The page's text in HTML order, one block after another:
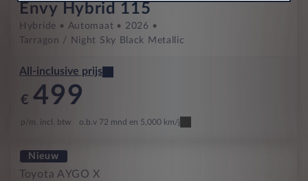
Envy Hybrid 115
Hybride Automaat
2026
Tarragon / Night Sky Black Metallic
All-inclusive prijs
€ 499
p/m. incl. btw o.b.v 72 mnd en 5,000 km/j
Nieuw
Toyota AYGO X